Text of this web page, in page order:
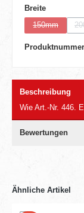
Breiteauswählen
150mm
Beschreibung
Wie Art.-Nr. 446.
Bewertungen
Ähnliche Artikel